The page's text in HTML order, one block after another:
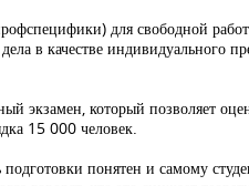
для свободной
в качестве индивидуального
экзамен, который позволяет
15 000 человек.
понятен и самому